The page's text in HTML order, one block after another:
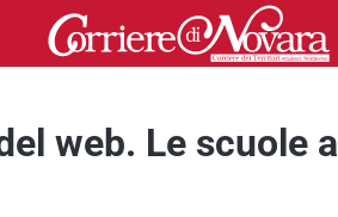
web. Le scuole a